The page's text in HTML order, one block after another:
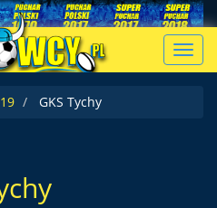
GKS Tychy